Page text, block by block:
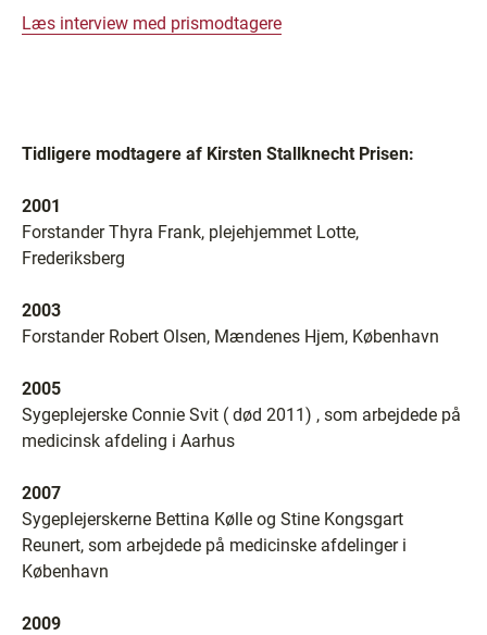
Læs interview med prismodtagere
Tidligere modtagere af Kirsten Stall­knecht Prisen:
2001
Forstander Thyra Frank, plejehjemmet Lotte,
Frederiksberg
2003
Forstander Robert Olsen, Mændenes Hjem, København
2005
Sygeplejerske Connie Svit ( død 2011) , som arbejdede på
medicinsk afdeling i Aarhus
2007
Sygeplejerskerne Bettina Kølle og Stine Kongsgart
Reunert, som arbejdede på medicinske afdelinger i
København
2009